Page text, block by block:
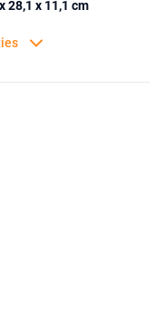
28,1 x 11,1 cm